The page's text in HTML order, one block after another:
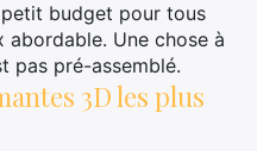
budget pour tous
Une chose à
pas pré-assemblé.
3D les plus